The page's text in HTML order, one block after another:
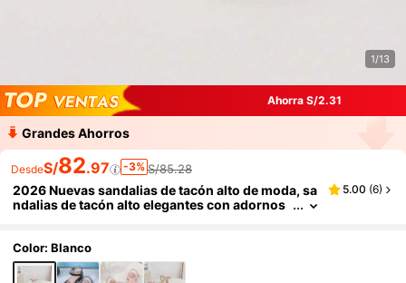
1/13
Ahorra S/2.31
Grandes Ahorros
DesdeS/82.97 -3% S/85.28
2026 Nuevas sandalias de tacón alto de moda, sa
ndalias de tacón alto elegantes con adornos
iones
5.00 (6)
Color: Blanco